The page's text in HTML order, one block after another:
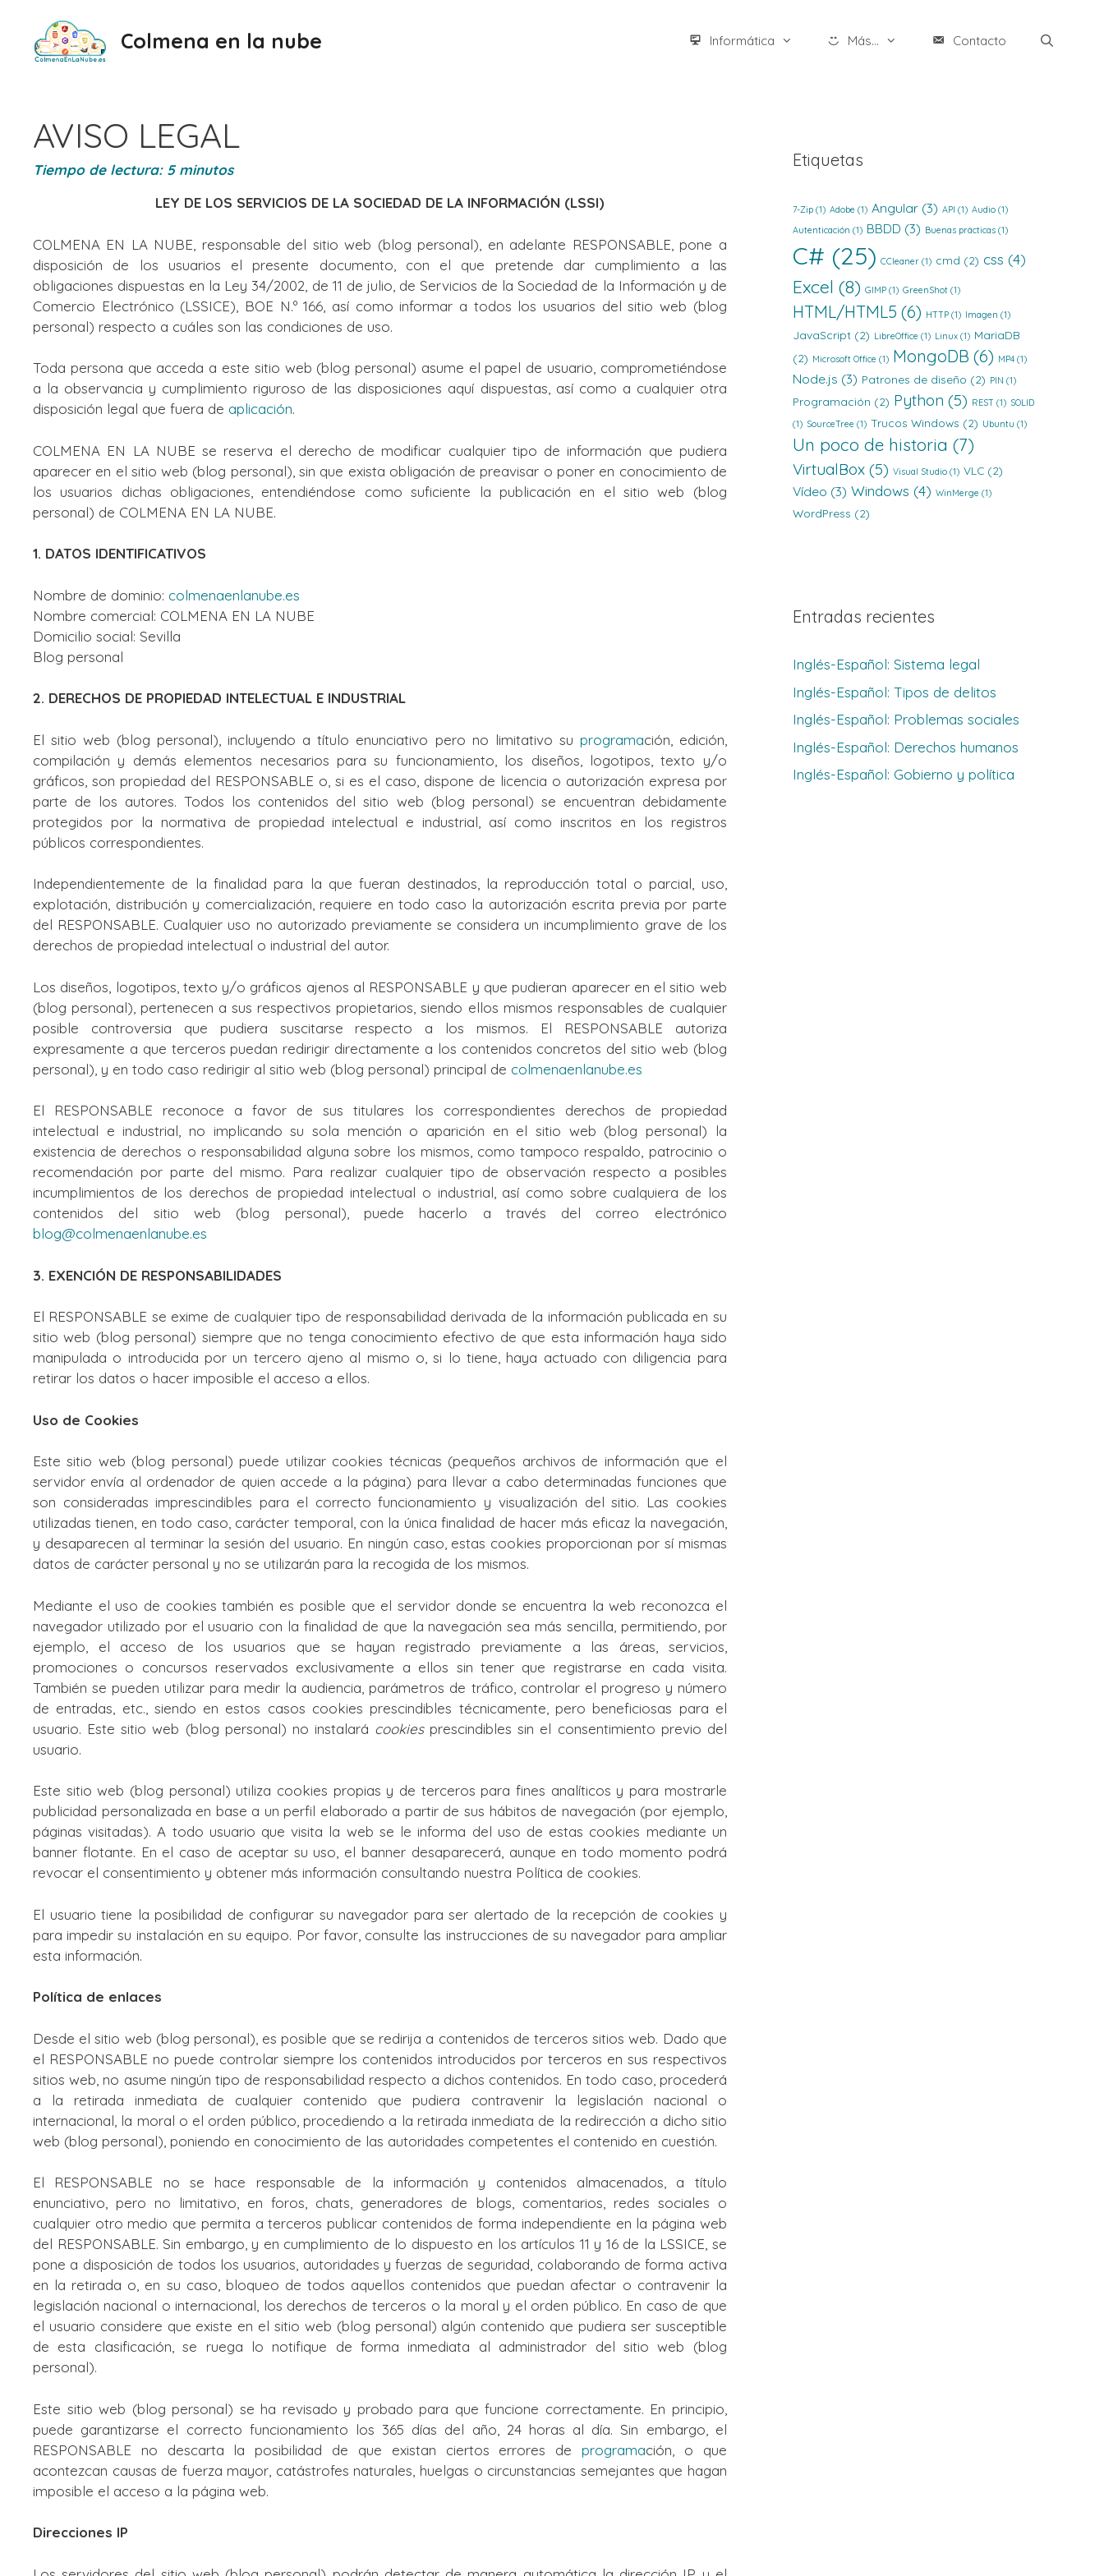
contenido
Colmena en la nube Informática Más... Contacto
AVISO LEGAL
Tiempo de lectura: 5 minutos
LEY DE LOS SERVICIOS DE LA SOCIEDAD DE LA INFORMACIÓN (LSSI)
COLMENA EN LA NUBE, responsable del sitio web (blog personal), en adelante RESPONSABLE, pone a
disposición de los usuarios el presente documento, con el que pretende dar cumplimiento a las
obligaciones dispuestas en la Ley 34/2002, de 11 de julio, de Servicios de la Sociedad de la Información y de
Comercio Electrónico (LSSICE), BOE N.º 166, así como informar a todos los usuarios del sitio web (blog
personal) respecto a cuáles son las condiciones de uso.
Toda persona que acceda a este sitio web (blog personal) asume el papel de usuario, comprometiéndose
a la observancia y cumplimiento riguroso de las disposiciones aquí dispuestas, así como a cualquier otra
disposición legal que fuera de aplicación.
COLMENA EN LA NUBE se reserva el derecho de modificar cualquier tipo de información que pudiera
aparecer en el sitio web (blog personal), sin que exista obligación de preavisar o poner en conocimiento de
los usuarios dichas obligaciones, entendiéndose como suficiente la publicación en el sitio web (blog
personal) de COLMENA EN LA NUBE.
1. DATOS IDENTIFICATIVOS
Nombre de dominio: colmenaenlanube.es
Nombre comercial: COLMENA EN LA NUBE
Domicilio social: Sevilla
Blog personal
2. DERECHOS DE PROPIEDAD INTELECTUAL E INDUSTRIAL
El sitio web (blog personal), incluyendo a título enunciativo pero no limitativo su programación, edición,
compilación y demás elementos necesarios para su funcionamiento, los diseños, logotipos, texto y/o
gráficos, son propiedad del RESPONSABLE o, si es el caso, dispone de licencia o autorización expresa por
parte de los autores. Todos los contenidos del sitio web (blog personal) se encuentran debidamente
protegidos por la normativa de propiedad intelectual e industrial, así como inscritos en los registros
públicos correspondientes.
Independientemente de la finalidad para la que fueran destinados, la reproducción total o parcial, uso,
explotación, distribución y comercialización, requiere en todo caso la autorización escrita previa por parte
del RESPONSABLE. Cualquier uso no autorizado previamente se considera un incumplimiento grave de los
derechos de propiedad intelectual o industrial del autor.
Los diseños, logotipos, texto y/o gráficos ajenos al RESPONSABLE y que pudieran aparecer en el sitio web
(blog personal), pertenecen a sus respectivos propietarios, siendo ellos mismos responsables de cualquier
posible controversia que pudiera suscitarse respecto a los mismos. El RESPONSABLE autoriza
expresamente a que terceros puedan redirigir directamente a los contenidos concretos del sitio web (blog
personal), y en todo caso redirigir al sitio web (blog personal) principal de colmenaenlanube.es
El RESPONSABLE reconoce a favor de sus titulares los correspondientes derechos de propiedad
intelectual e industrial, no implicando su sola mención o aparición en el sitio web (blog personal) la
existencia de derechos o responsabilidad alguna sobre los mismos, como tampoco respaldo, patrocinio o
recomendación por parte del mismo. Para realizar cualquier tipo de observación respecto a posibles
incumplimientos de los derechos de propiedad intelectual o industrial, así como sobre cualquiera de los
contenidos del sitio web (blog personal), puede hacerlo a través del correo electrónico
blog@colmenaenlanube.es
3. EXENCIÓN DE RESPONSABILIDADES
El RESPONSABLE se exime de cualquier tipo de responsabilidad derivada de la información publicada en su
sitio web (blog personal) siempre que no tenga conocimiento efectivo de que esta información haya sido
manipulada o introducida por un tercero ajeno al mismo o, si lo tiene, haya actuado con diligencia para
retirar los datos o hacer imposible el acceso a ellos.
Uso de Cookies
Este sitio web (blog personal) puede utilizar cookies técnicas (pequeños archivos de información que el
servidor envía al ordenador de quien accede a la página) para llevar a cabo determinadas funciones que
son consideradas imprescindibles para el correcto funcionamiento y visualización del sitio. Las cookies
utilizadas tienen, en todo caso, carácter temporal, con la única finalidad de hacer más eficaz la navegación,
y desaparecen al terminar la sesión del usuario. En ningún caso, estas cookies proporcionan por sí mismas
datos de carácter personal y no se utilizarán para la recogida de los mismos.
Mediante el uso de cookies también es posible que el servidor donde se encuentra la web reconozca el
navegador utilizado por el usuario con la finalidad de que la navegación sea más sencilla, permitiendo, por
ejemplo, el acceso de los usuarios que se hayan registrado previamente a las áreas, servicios,
promociones o concursos reservados exclusivamente a ellos sin tener que registrarse en cada visita.
También se pueden utilizar para medir la audiencia, parámetros de tráfico, controlar el progreso y número
de entradas, etc., siendo en estos casos cookies prescindibles técnicamente, pero beneficiosas para el
usuario. Este sitio web (blog personal) no instalará cookiesprescindibles sin el consentimiento previo del
usuario.
Este sitio web (blog personal) utiliza cookies propias y de terceros para fines analíticos y para mostrarle
publicidad personalizada en base a un perfil elaborado a partir de sus hábitos de navegación (por ejemplo,
páginas visitadas). A todo usuario que visita la web se le informa del uso de estas cookies mediante un
banner flotante. En el caso de aceptar su uso, el banner desaparecerá, aunque en todo momento podrá
revocar el consentimiento y obtener más información consultando nuestra Política de cookies.
El usuario tiene la posibilidad de configurar su navegador para ser alertado de la recepción de cookies y
para impedir su instalación en su equipo. Por favor, consulte las instrucciones de su navegador para ampliar
esta información.
Política de enlaces
Desde el sitio web (blog personal), es posible que se redirija a contenidos de terceros sitios web. Dado que
el RESPONSABLE no puede controlar siempre los contenidos introducidos por terceros en sus respectivos
sitios web, no asume ningún tipo de responsabilidad respecto a dichos contenidos. En todo caso, procederá
a la retirada inmediata de cualquier contenido que pudiera contravenir la legislación nacional o
internacional, la moral o el orden público, procediendo a la retirada inmediata de la redirección a dicho sitio
web (blog personal), poniendo en conocimiento de las autoridades competentes el contenido en cuestión.
El RESPONSABLE no se hace responsable de la información y contenidos almacenados, a título
enunciativo, pero no limitativo, en foros, chats, generadores de blogs, comentarios, redes sociales o
cualquier otro medio que permita a terceros publicar contenidos de forma independiente en la página web
del RESPONSABLE. Sin embargo, y en cumplimiento de lo dispuesto en los artículos 11 y 16 de la LSSICE, se
pone a disposición de todos los usuarios, autoridades y fuerzas de seguridad, colaborando de forma activa
en la retirada o, en su caso, bloqueo de todos aquellos contenidos que puedan afectar o contravenir la
legislación nacional o internacional, los derechos de terceros o la moral y el orden público. En caso de que
el usuario considere que existe en el sitio web (blog personal) algún contenido que pudiera ser susceptible
de esta clasificación, se ruega lo notifique de forma inmediata al administrador del sitio web (blog
personal).
Este sitio web (blog personal) se ha revisado y probado para que funcione correctamente. En principio,
puede garantizarse el correcto funcionamiento los 365 días del año, 24 horas al día. Sin embargo, el
RESPONSABLE no descarta la posibilidad de que existan ciertos errores deprogramación, o que
acontezcan causas de fuerza mayor, catástrofes naturales, huelgas o circunstancias semejantes que hagan
imposible el acceso a la página web.
Direcciones IP
Etiquetas
7-Zip(1) Adobe (1) Angular(3) API (1) Audio(1)
Autenticación (1) BBDD (3) Buenas prácticas(1)
C# (25) CCleaner(1) cmd (2) css (4)
Excel (8) GIMP(1) GreenShot(1)
HTML/HTML5 (6) HTTP(1) Imagen (1)
JavaScript (2) LibreOffice (1) Linux(1) MariaDB
(2) Microsoft Office (1) MongoDB (6) MP4(1)
Node.js (3) Patrones de diseño (2) PIN (1)
Programación (2) Python (5) REST (1) SOLID
(1) SourceTree (1) Trucos Windows (2) Ubuntu (1)
Un poco de historia (7)
VirtualBox(5) Visual Studio(1) VLC(2)
Vídeo (3) Windows (4) WinMerge (1)
WordPress (2)
Entradas recientes
Inglés-Español: Sistema legal
Inglés-Español: Tipos de delitos
Inglés-Español: Problemas sociales
Inglés-Español: Derechos humanos
Inglés-Español: Gobierno y política